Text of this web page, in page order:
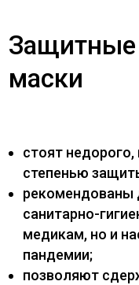
маски
стоят
степенью
рекомендованы
санитарно-
медикам, но и
пандемии;
позволяют